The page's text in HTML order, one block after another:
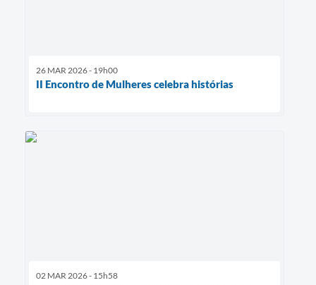
26 MAR 2026 - 19h00
II Encontro de Mulheres celebra histórias
02 MAR 2026 - 15h58